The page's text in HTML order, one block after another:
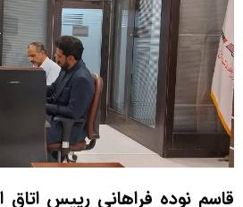
قاسم نوده فراهانی رییس اتاق